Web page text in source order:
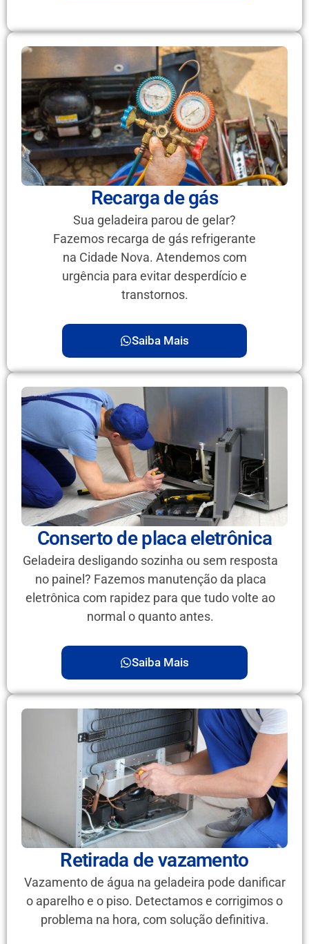
Recarga de gás
Sua geladeira parou de gelar?
Fazemos recarga de gás refrigerante
na Cidade Nova. Atendemos com
urgência para evitar desperdício e
transtornos.
Saiba Mais
Conserto de placa eletrônica
Geladeira desligando sozinha ou sem resposta
no painel? Fazemos manutenção da placa
eletrônica com rapidez para que tudo volte ao
normal o quanto antes.
Saiba Mais
Retirada de vazamento
Vazamento de água na geladeira pode danificar
o aparelho e o piso. Detectamos e corrigimos o
problema na hora, com solução definitiva.